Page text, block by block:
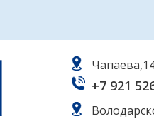
+7 921